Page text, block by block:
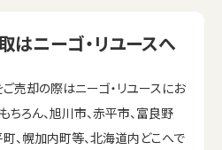
はニーゴ・リユースへ
売却の際はニーゴ・リユースにお
ちろん、旭川市、赤平市、富良野
、幌加内町等、北海道内どこへで